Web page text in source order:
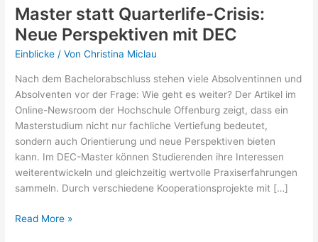
Master statt Quarterlife-Crisis:
Neue Perspektiven mit DEC
Einblicke / VonChristina Miclau
Nach dem Bachelorabschluss stehen viele Absolventinnen und
Absolventen vor der Frage: Wie geht es weiter? Der Artikel im
Online-Newsroom der Hochschule Offenburg zeigt, dass ein
Masterstudium nicht nur fachliche Vertiefung bedeutet,
sondern auch Orientierung und neue Perspektiven bieten
kann. Im DEC-Master können Studierenden ihre Interessen
weiterentwickeln und gleichzeitig wertvolle Praxiserfahrungen
sammeln. Durch verschiedene Kooperationsprojekte mit […]
Master
Read More »